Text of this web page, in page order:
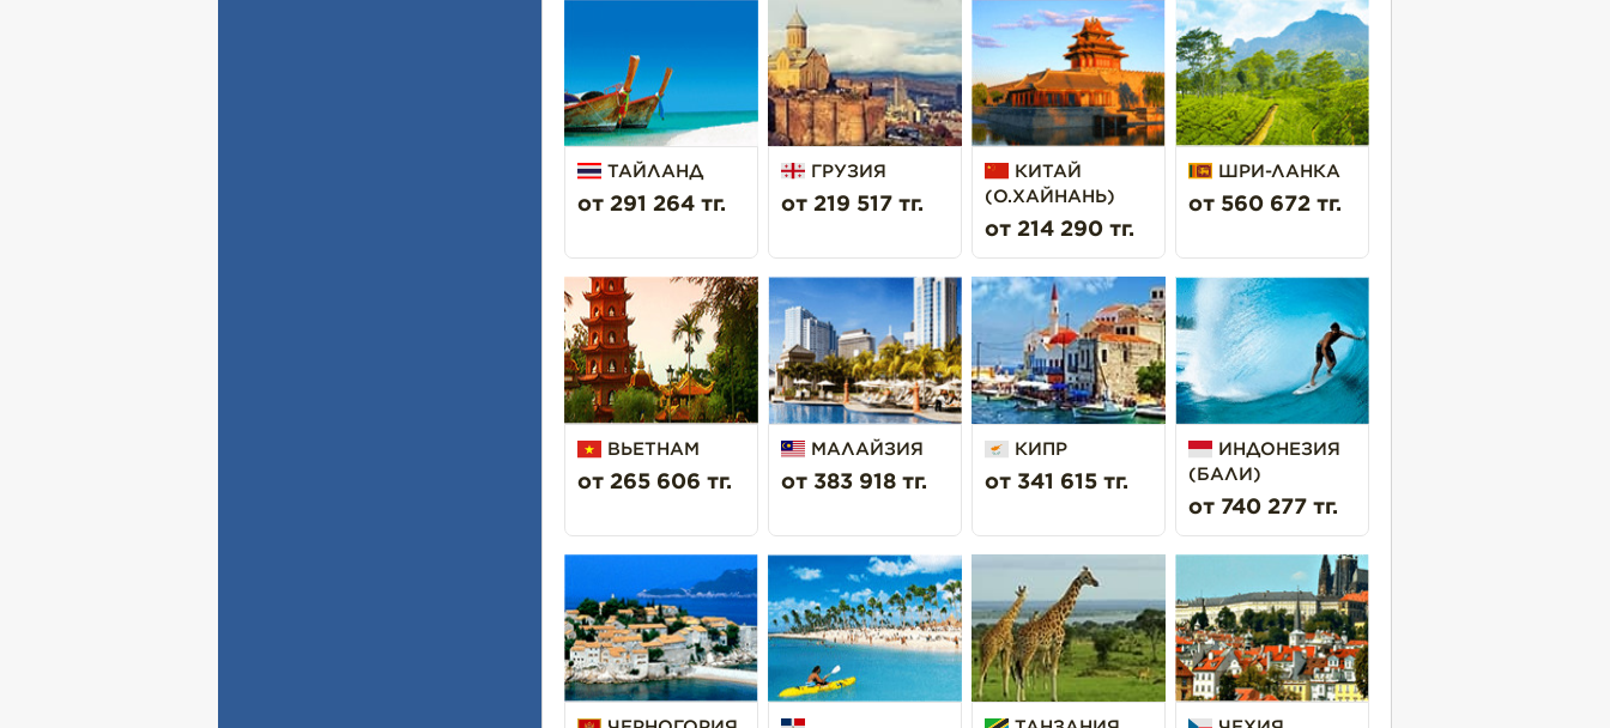
ТАЙЛАНД
от 291 264 тг.
ГРУЗИЯ
от 219 517 тг.
КИТАЙ
(О.ХАЙНАНЬ)
от 214 290 тг.
ШРИ-ЛАНКА
от 560 672 тг.
ВЬЕТНАМ
от 265 606 тг.
МАЛАЙЗИЯ
от 383 918 тг.
КИПР
от 341 615 тг.
ИНДОНЕЗИЯ
(БАЛИ)
от 740 277 тг.